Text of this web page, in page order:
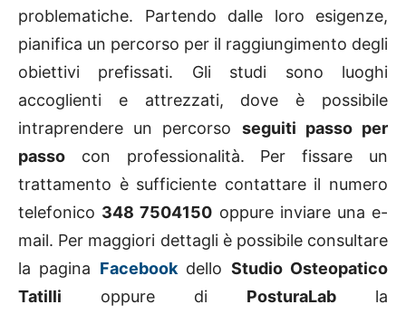
problematiche. Partendo dalle loro esigenze,
pianifica un percorso per il raggiungimento degli
obiettivi prefissati. Gli studi sono luoghi
accoglienti e attrezzati, dove è possibile
intraprendere un percorso seguiti passo per
passo con professionalità. Per fissare un
trattamento è sufficiente contattare il numero
telefonico 348 7504150 oppure inviare una e-
mail. Per maggiori dettagli è possibile consultare
la pagina Facebookdello Studio Osteopatico
Tatilli oppure di PosturaLab la